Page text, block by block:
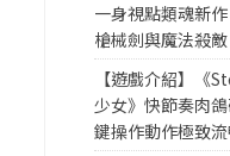
一身視點類魂新
槍械劍與魔法殺敵
【遊戲介紹】《
少女》快節奏肉
鍵操作動作極致